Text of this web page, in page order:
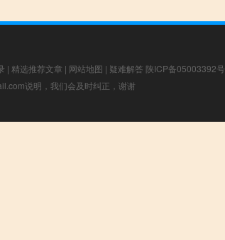
| 精选推荐文章 | 网站地图 | 疑难解答 陕ICP备05003392号
说明，我们会及时纠正，谢谢